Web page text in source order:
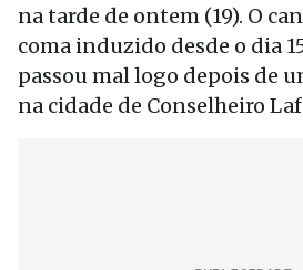
na tarde de ontem (19). O
coma induzido desde o dia
passou mal logo depois de
na cidade de Conselheiro